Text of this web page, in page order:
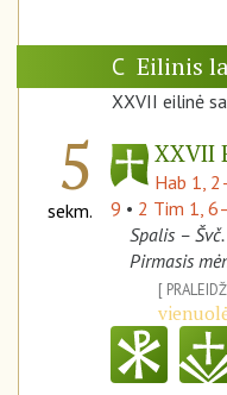
C Eilinis
XXVII eilinė
5
sekm.
XXVII
Hab 1,
9 • 2 Tim 1,
Spalis –
Pirmasis